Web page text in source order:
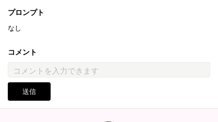
プロンプト
なし
コメント
送信